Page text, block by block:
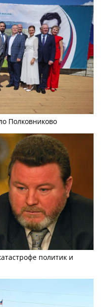
Полковниково
политик и